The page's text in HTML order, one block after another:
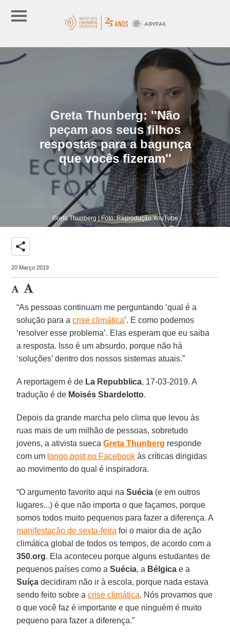
Greta Thunberg: ''Não
peçam aos seus filhos
respostas para a bagunça
que vocês fizeram''
Greta Thunberg | Foto: Reprodução YouTube
share
20 Março 2019
“As pessoas continuam me perguntando ‘qual é a
solução para acrise climática’. E como podemos
‘resolver esse problema’. Elas esperam que eu saiba
a resposta. Isso é um absurdo, porque não há
‘soluções’ dentro dos nossos sistemas atuais.”
A reportagem é de La Repubblica, 17-03-2019. A
tradução é de Moisés Sbardelotto.
Depois da grande marcha pelo clima que levou às
ruas mais de um milhão de pessoas, sobretudo
jovens, a ativista suecaGreta Thunberg responde
com um longo post no Facebook às críticas dirigidas
ao movimento do qual é inspiradora.
“O argumento favorito aqui naSuécia (e em outros
lugares...) é que não importa o que façamos, porque
somos todos muito pequenos para fazer a diferença. A
manifestação de sexta-feira foi o maior dia de ação
climática global de todos os tempos, de acordo com a
350.org. Ela aconteceu porque alguns estudantes de
pequenos países como aSuécia, a Bélgica e a
Suíça decidiram não ir à escola, porque nada estava
sendo feito sobre acrise climática. Nós provamos que
o que você faz é importante e que ninguém é muito
pequeno para fazer a diferença.”